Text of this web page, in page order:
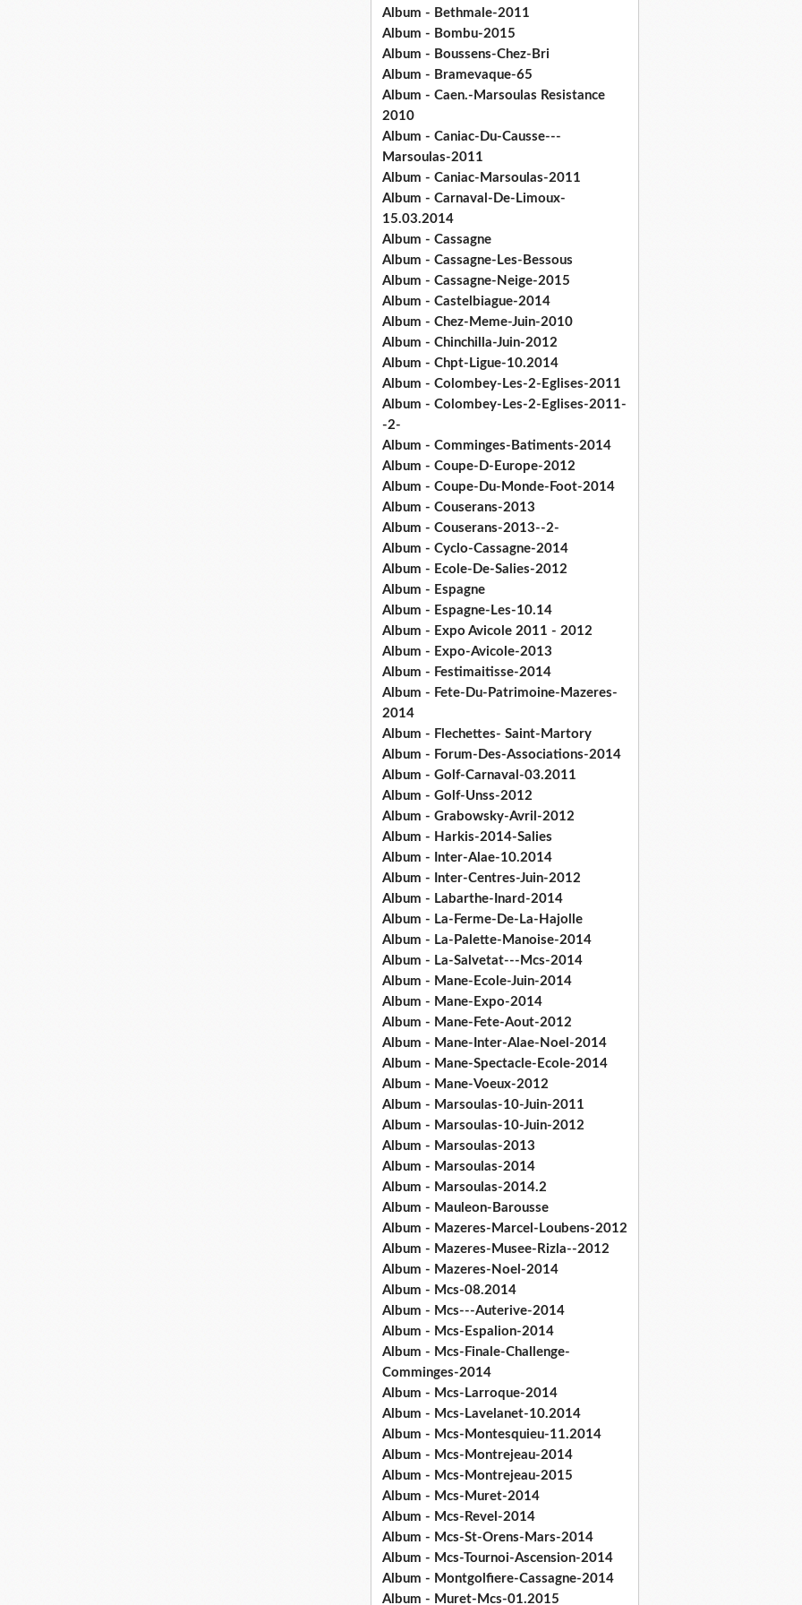
Album - Bethmale-2011
Album - Bombu-2015
Album - Boussens-Chez-Bri
Album - Bramevaque-65
Album - Caen.-Marsoulas Resistance
2010
Album - Caniac-Du-Causse---
Marsoulas-2011
Album - Caniac-Marsoulas-2011
Album - Carnaval-De-Limoux-
15.03.2014
Album - Cassagne
Album - Cassagne-Les-Bessous
Album - Cassagne-Neige-2015
Album - Castelbiague-2014
Album - Chez-Meme-Juin-2010
Album - Chinchilla-Juin-2012
Album - Chpt-Ligue-10.2014
Album - Colombey-Les-2-Eglises-2011
Album - Colombey-Les-2-Eglises-2011-
-2-
Album - Comminges-Batiments-2014
Album - Coupe-D-Europe-2012
Album - Coupe-Du-Monde-Foot-2014
Album - Couserans-2013
Album - Couserans-2013--2-
Album - Cyclo-Cassagne-2014
Album - Ecole-De-Salies-2012
Album - Espagne
Album - Espagne-Les-10.14
Album - Expo Avicole 2011 - 2012
Album - Expo-Avicole-2013
Album - Festimaitisse-2014
Album - Fete-Du-Patrimoine-Mazeres-
2014
Album - Flechettes- Saint-Martory
Album - Forum-Des-Associations-2014
Album - Golf-Carnaval-03.2011
Album - Golf-Unss-2012
Album - Grabowsky-Avril-2012
Album - Harkis-2014-Salies
Album - Inter-Alae-10.2014
Album - Inter-Centres-Juin-2012
Album - Labarthe-Inard-2014
Album - La-Ferme-De-La-Hajolle
Album - La-Palette-Manoise-2014
Album - La-Salvetat---Mcs-2014
Album - Mane-Ecole-Juin-2014
Album - Mane-Expo-2014
Album - Mane-Fete-Aout-2012
Album - Mane-Inter-Alae-Noel-2014
Album - Mane-Spectacle-Ecole-2014
Album - Mane-Voeux-2012
Album - Marsoulas-10-Juin-2011
Album - Marsoulas-10-Juin-2012
Album - Marsoulas-2013
Album - Marsoulas-2014
Album - Marsoulas-2014.2
Album - Mauleon-Barousse
Album - Mazeres-Marcel-Loubens-2012
Album - Mazeres-Musee-Rizla--2012
Album - Mazeres-Noel-2014
Album - Mcs-08.2014
Album - Mcs---Auterive-2014
Album - Mcs-Espalion-2014
Album - Mcs-Finale-Challenge-
Comminges-2014
Album - Mcs-Larroque-2014
Album - Mcs-Lavelanet-10.2014
Album - Mcs-Montesquieu-11.2014
Album - Mcs-Montrejeau-2014
Album - Mcs-Montrejeau-2015
Album - Mcs-Muret-2014
Album - Mcs-Revel-2014
Album - Mcs-St-Orens-Mars-2014
Album - Mcs-Tournoi-Ascension-2014
Album - Montgolfiere-Cassagne-2014
Album - Muret-Mcs-01.2015